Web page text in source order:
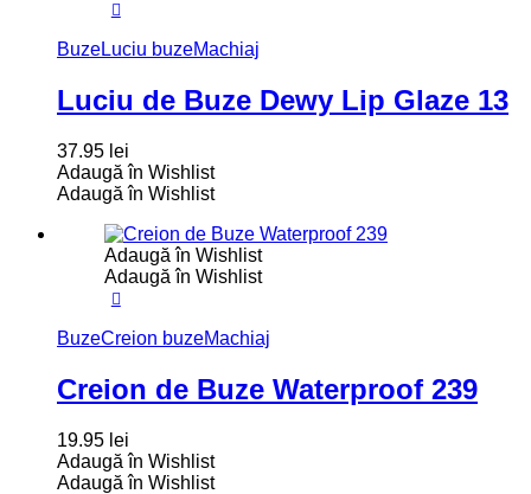
BuzeLuciu buzeMachiaj
Luciu de Buze Dewy Lip Glaze 13
37.95 lei
Adaugă în Wishlist
Adaugă în Wishlist
Adaugă în Wishlist
Adaugă în Wishlist
BuzeCreion buzeMachiaj
Creion de Buze Waterproof 239
19.95 lei
Adaugă în Wishlist
Adaugă în Wishlist